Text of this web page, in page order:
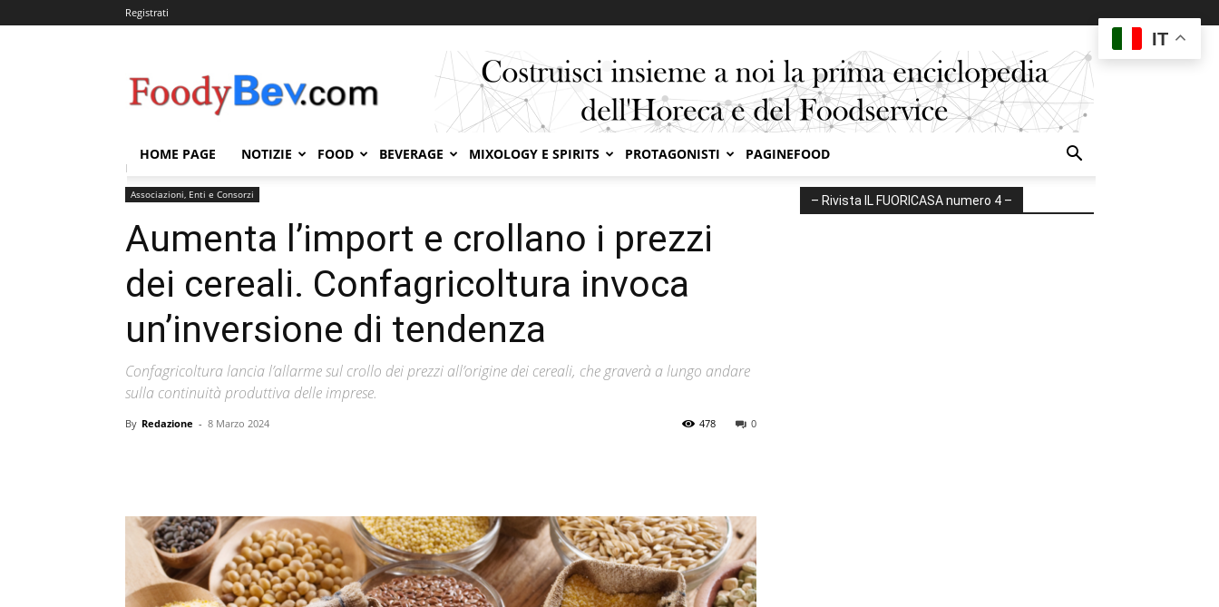
Registrati
HOME PAGE NOTIZIE FOOD BEVERAGE MIXOLOGY E SPIRITS PROTAGONISTI PAGINEFOOD
Home
Associazioni, Enti e Consorzi
Aumenta l’import e crollano i prezzi
dei cereali. Confagricoltura invoca
un’inversione di tendenza
Confagricoltura lancia l’allarme sul crollo dei prezzi all’origine dei cereali, che graverà a lungo andare
sulla continuità produttiva delle imprese.
By Redazione - 8 Marzo 2024 0
478
– Rivista IL FUORICASA numero 4 –
IT